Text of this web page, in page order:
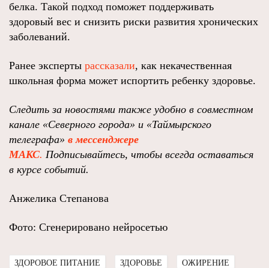
белка. Такой подход поможет поддерживать
здоровый вес и снизить риски развития хронических
заболеваний.
Ранее эксперты рассказали, как некачественная
школьная форма может испортить ребенку здоровье.
Следить за новостями также удобно в совместном
канале «Северного города» и «Таймырского
телеграфа» в мессенджере
MAКС. Подписывайтесь, чтобы всегда оставаться
в курсе событий.
Анжелика Степанова
Фото: Сгенерировано нейросетью
ЗДОРОВОЕ ПИТАНИЕ ЗДОРОВЬЕ ОЖИРЕНИЕ